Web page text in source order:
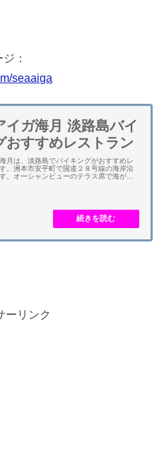
：
seaaiga
イガ海月 淡路島バイ
おすすめレストラン
月は、淡路島でバイキングがおすすめレ
。洲本市安乎町で国道２８号線の海岸沿
。オーシャンビューのテラス席で海が眺
ーリンク